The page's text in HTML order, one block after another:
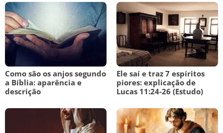
Como são os anjos segundo
a Bíblia: aparência e
descrição
Ele saí e traz 7 espíritos
piores: explicação de
Lucas 11:24-26 (Estudo)